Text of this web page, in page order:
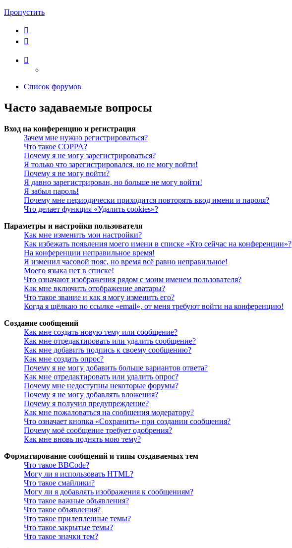
Пропустить
Список форумов
Часто задаваемые вопросы
Вход на конференцию и регистрация
Зачем мне нужно регистрироваться?
Что такое COPPA?
Почему я не могу зарегистрироваться?
Я только что зарегистрировался, но не могу войти!
Почему я не могу войти?
Я давно зарегистрирован, но больше не могу войти!
Я забыл пароль!
Почему мне периодически приходится повторять ввод имени и пароля?
Что делает функция «Удалить cookies»?
Параметры и настройки пользователя
Как мне изменить мои настройки?
Как избежать появления моего имени в списке «Кто сейчас на конференции»?
На конференции неправильное время!
Я изменил часовой пояс, но время всё равно неправильное!
Моего языка нет в списке!
Что означают изображения рядом с моим именем пользователя?
Как мне включить отображение аватары?
Что такое звание и как я могу изменить его?
Когда я щёлкаю по ссылке «email», от меня требуют войти на конференцию!
Создание сообщений
Как мне создать новую тему или сообщение?
Как мне отредактировать или удалить сообщение?
Как мне добавить подпись к своему сообщению?
Как мне создать опрос?
Почему я не могу добавить больше вариантов ответа?
Как мне отредактировать или удалить опрос?
Почему мне недоступны некоторые форумы?
Почему я не могу добавлять вложения?
Почему я получил предупреждение?
Как мне пожаловаться на сообщения модератору?
Что означает кнопка «Сохранить» при создании сообщения?
Почему моё сообщение требует одобрения?
Как мне вновь поднять мою тему?
Форматирование сообщений и типы создаваемых тем
Что такое BBCode?
Могу ли я использовать HTML?
Что такое смайлики?
Могу ли я добавлять изображения к сообщениям?
Что такое важные объявления?
Что такое объявления?
Что такое прилепленные темы?
Что такое закрытые темы?
Что такое значки тем?